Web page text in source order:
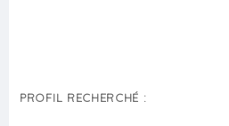
PROFIL RECHERCHÉ :